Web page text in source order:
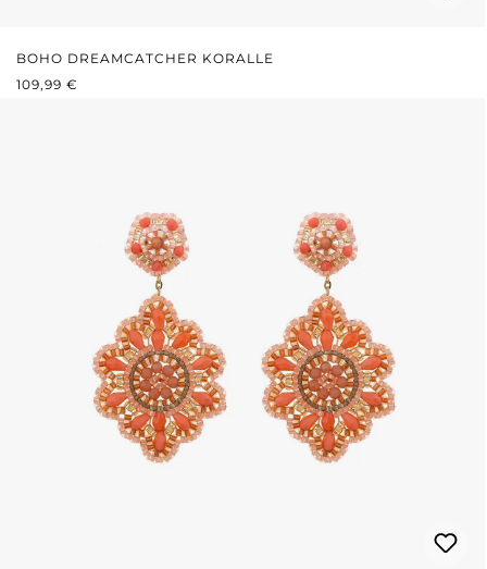
BOHO DREAMCATCHER KORALLE
REGULÄRER PREIS:
109,99 €